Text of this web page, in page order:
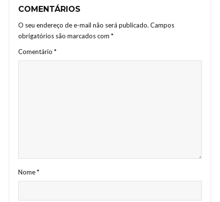
COMENTÁRIOS
O seu endereço de e-mail não será publicado. Campos
obrigatórios são marcados com *
Comentário *
Nome*